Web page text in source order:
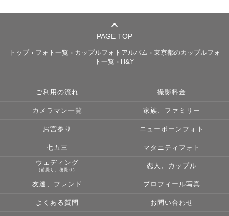
PAGE TOP
トップ› フォト一覧 › カップルフォトアルバム › 東京都のカップルフォ
ト一覧 › H&Y
ご利用の流れ 撮影料金
カメラマン一覧 家族、ファミリー
お宮参り ニューボーンフォト
七五三 マタニティフォト
ウェディング
(前撮り、後撮り)
恋人、カップル
友達、フレンド プロフィール写真
よくある質問 お問い合わせ